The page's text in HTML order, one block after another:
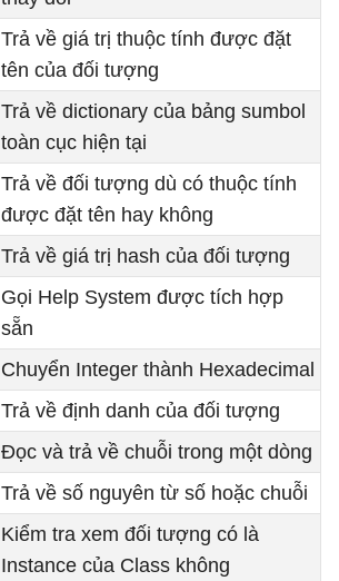
Trả về giá trị thuộc tính được đặt
tên của đối tượng
Trả về dictionary của bảng sumbol
toàn cục hiện tại
Trả về đối tượng dù có thuộc tính
được đặt tên hay không
Trả về giá trị hash của đối tượng
Gọi Help System được tích hợp
sẵn
Chuyển Integer thành Hexadecimal
Trả về định danh của đối tượng
Đọc và trả về chuỗi trong một dòng
Trả về số nguyên từ số hoặc chuỗi
Kiểm tra xem đối tượng có là
Instance của Class không